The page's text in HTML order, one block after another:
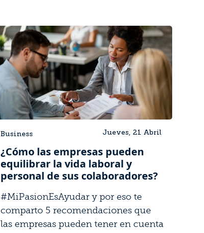
Business Jueves, 21 Abril
¿Cómo las empresas pueden
equilibrar la vida laboral y
personal de sus colaboradores?
#MiPasionEsAyudar y por eso te
comparto 5 recomendaciones que
las empresas pueden tener en cuenta